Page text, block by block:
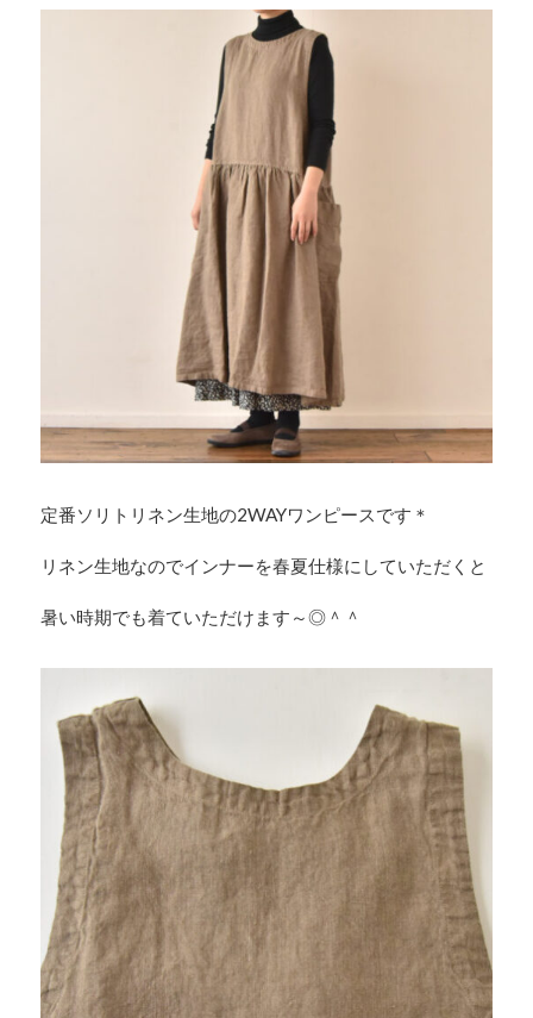
定番ソリトリネン生地の2WAYワンピースです＊
リネン生地なのでインナーを春夏仕様にしていただくと
暑い時期でも着ていただけます～◎＾＾